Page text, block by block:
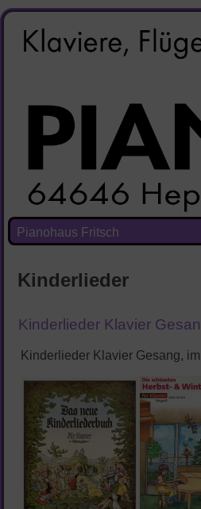
Pianohaus Fritsch
Kinderlieder
Kinderlieder Klavier
Kinderlieder Klavier Gesang,